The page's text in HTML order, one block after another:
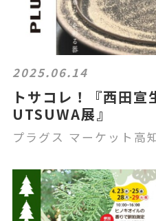
2025.06.14
トサコレ！『西田
UTSUWA展』
プラグス マーケット高